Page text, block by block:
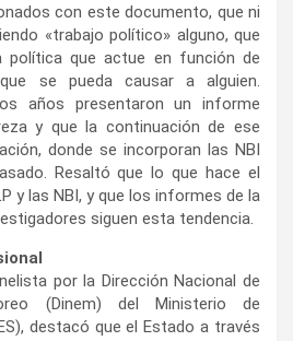
con este documento, que ni
«trabajo político» alguno, que
política que actue en función de
se pueda causar a alguien.
años presentaron un informe
y que la continuación de ese
donde se incorporan las NBI
Resaltó que lo que hace el
y las NBI, y que los informes de la
siguen esta tendencia.
por la Dirección Nacional de
(Dinem) del Ministerio de
destacó que el Estado a través